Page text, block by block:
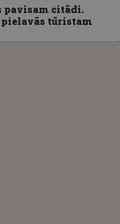
pavisam citādi.
tūristam